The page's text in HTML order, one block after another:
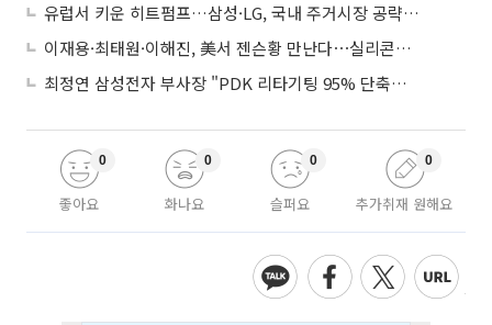
유럽서 키운 히트펌프…삼성·LG, 국내 주거시장 공략 ‘속도’
이재용·최태원·이해진, 美서 젠슨황 만난다⋯실리콘밸리 집결하는 AI리더
최정연 삼성전자 부사장 "PDK 리타기팅 95% 단축…에이전트 AI 시범 활용"
좋아요
0
화나요
0
슬퍼요
0
추가취재 원해요
0